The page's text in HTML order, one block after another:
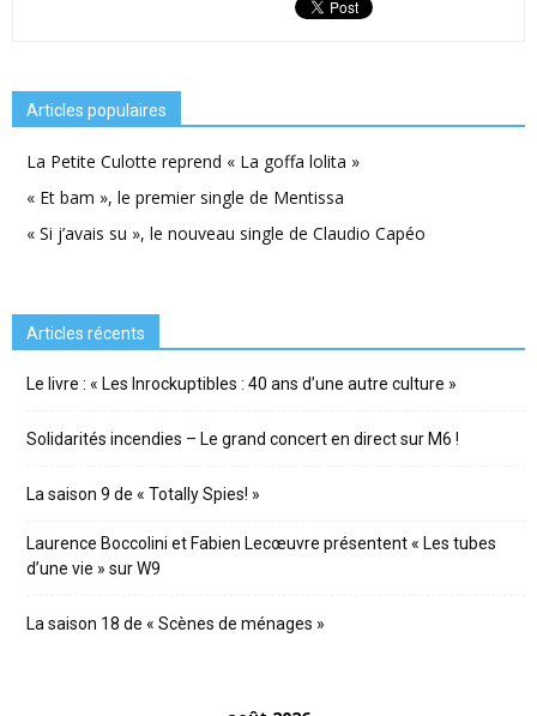
Articles populaires
La Petite Culotte reprend « La goffa lolita »
« Et bam », le premier single de Mentissa
« Si j’avais su », le nouveau single de Claudio Capéo
Articles récents
Le livre : « Les Inrockuptibles : 40 ans d’une autre culture »
Solidarités incendies – Le grand concert en direct sur M6 !
La saison 9 de « Totally Spies! »
Laurence Boccolini et Fabien Lecœuvre présentent « Les tubes
d’une vie » sur W9
La saison 18 de « Scènes de ménages »